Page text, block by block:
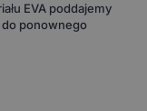
EVA poddajemy
do ponownego